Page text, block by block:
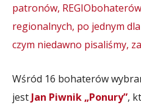
patronów,
regionalnych, po jednym
czym niedawno pisaliśmy,
Wśród 16 bohaterów
jest Jan Piwnik „Ponury”,